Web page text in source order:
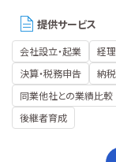
提供サービス
会社設立・起業 経
決算・税務申告
納
同業他社との業績比較
後継者育成